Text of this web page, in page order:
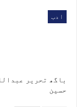
ادب
باگھ تحریر
حسین